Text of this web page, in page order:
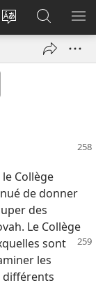
Changer
langue
Se
connecter
sur
JW.ORG
Collège
de donner
des
Le Collège
sont
les
différents